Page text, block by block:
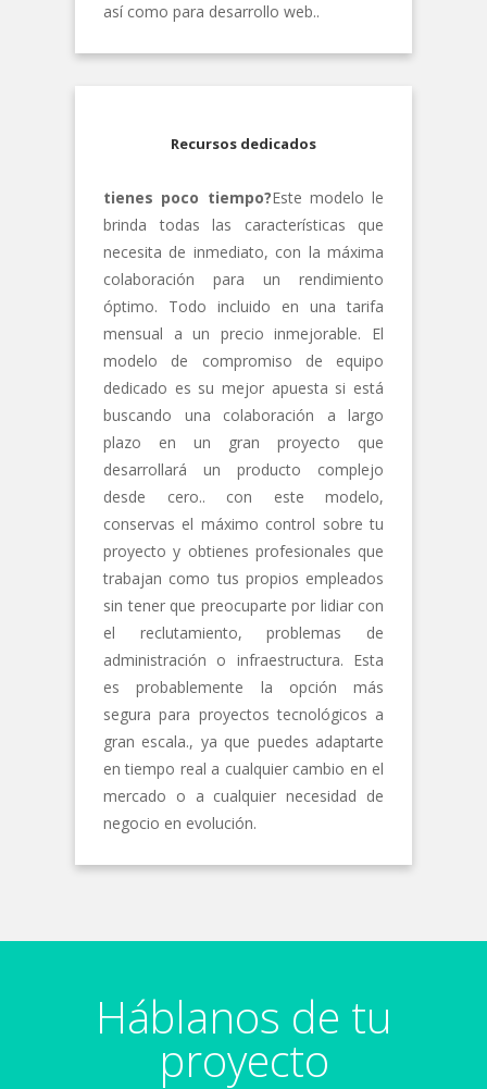
así como para desarrollo web..
Recursos dedicados
tienes poco tiempo?Este modelo le
brinda todas las características que
necesita de inmediato, con la máxima
colaboración para un rendimiento
óptimo. Todo incluido en una tarifa
mensual a un precio inmejorable. El
modelo de compromiso de equipo
dedicado es su mejor apuesta si está
buscando una colaboración a largo
plazo en un gran proyecto que
desarrollará un producto complejo
desde cero.. con este modelo,
conservas el máximo control sobre tu
proyecto y obtienes profesionales que
trabajan como tus propios empleados
sin tener que preocuparte por lidiar con
el reclutamiento, problemas de
administración o infraestructura. Esta
es probablemente la opción más
segura para proyectos tecnológicos a
gran escala., ya que puedes adaptarte
en tiempo real a cualquier cambio en el
mercado o a cualquier necesidad de
negocio en evolución.
Háblanos de tu
proyecto